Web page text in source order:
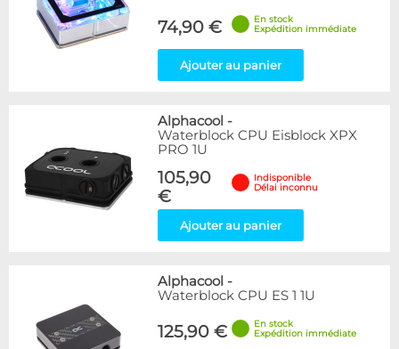
74,90 €
En stock
Expédition immédiate
Ajouter au panier
Alphacool -
Waterblock CPU Eisblock XPX
PRO 1U
105,90
€
Indisponible
Délai inconnu
Ajouter au panier
Alphacool -
Waterblock CPU ES 1 1U
125,90 €
En stock
Expédition immédiate